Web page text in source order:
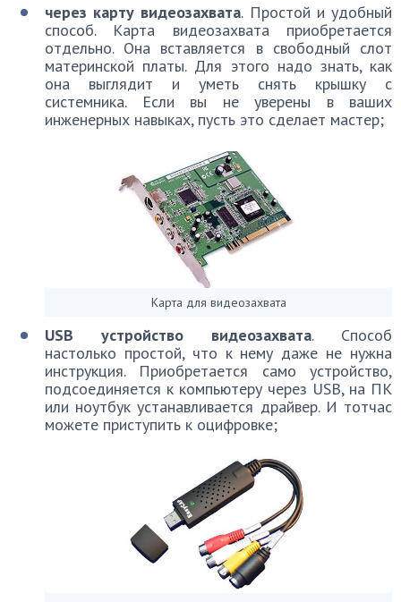
через карту видеозахвата. Простой и удобный
способ. Карта видеозахвата приобретается
отдельно. Она вставляется в свободный слот
материнской платы. Для этого надо знать, как
она выглядит и уметь снять крышку с
системника. Если вы не уверены в ваших
инженерных навыках, пусть это сделает мастер;
Карта для видеозахвата
USB устройство видеозахвата. Способ
настолько простой, что к нему даже не нужна
инструкция. Приобретается само устройство,
подсоединяется к компьютеру через USB, на ПК
или ноутбук устанавливается драйвер. И тотчас
можете приступить к оцифровке;